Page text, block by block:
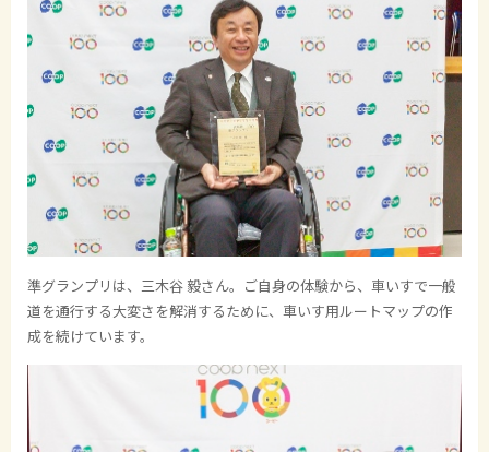
準グランプリは、三木谷 毅さん。ご自身の体験から、車いすで一般
道を通行する大変さを解消するために、車いす用ルートマップの作
成を続けています。